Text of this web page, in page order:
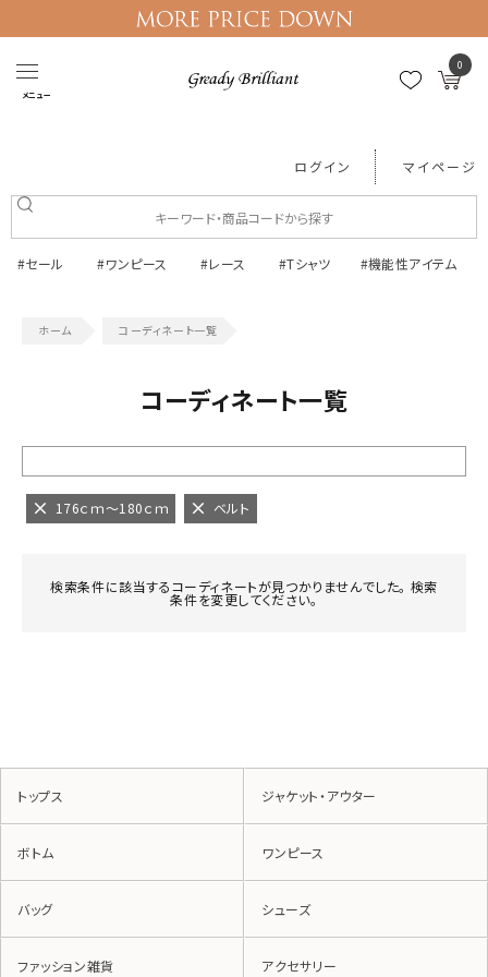
メニュー
0
ログイン マイページ
#セール #ワンピース #レース #Tシャツ #機能性アイテム
コーディネート一覧
コーディネート一覧
176ｃｍ～180ｃｍ ベルト
検索条件に該当するコーディネートが見つかりませんでした。 検索
条件を変更してください。
トップス ジャケット・アウター
ボトム ワンピース
バッグ シューズ
ファッション雑貨 アクセサリー